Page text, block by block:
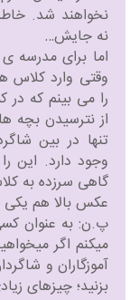
نخواهند شد.
نه جایش…
اما برای مدرسه
وقتی وارد کلاس
را می بینم که
از نترسیدن بچه
تنها در بین
وجود دارد. این
گاهی سرزده به
عکس بالا هم
پ.ن: به عنوان
میکنم اگر
آموزگاران و
بزنید؛ چیزهای